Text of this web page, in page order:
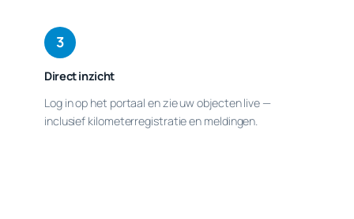
3
Direct inzicht
Log in op het portaal en zie uw objecten live —
inclusief kilometerregistratie en meldingen.